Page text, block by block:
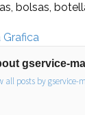
bolsas,
Grafica
gservice-
all posts by gservice-